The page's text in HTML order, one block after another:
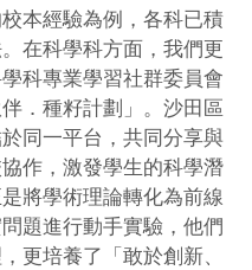
本經驗為例，各科已積
在科學科方面，我們更
科專業學習社群委員會
．種籽計劃」。沙田區
同一平台，共同分享與
作，激發學生的科學潛
將學術理論轉化為前線
題進行動手實驗，他們
更培養了「敢於創新、